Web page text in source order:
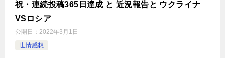
祝・連続投稿365日達成 と 近況報告と ウクライナ
VSロシア
公開日： 2022年3月1日
世情感想